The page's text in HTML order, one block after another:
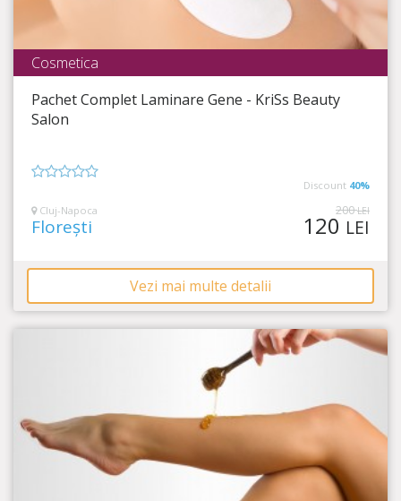
Timp Rămas
Cosmetica
Pachet Complet Laminare Gene - KriSs Beauty
Salon
din
5
Discount 40%
Cluj-Napoca
Florești
200LEI
120 LEI
Vezi mai multe detalii